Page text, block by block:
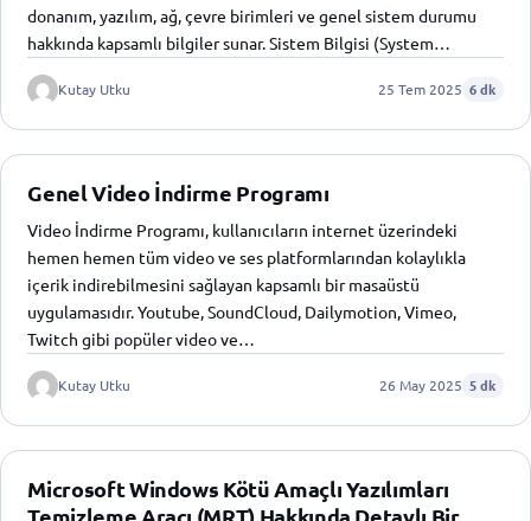
donanım, yazılım, ağ, çevre birimleri ve genel sistem durumu
hakkında kapsamlı bilgiler sunar. Sistem Bilgisi (System…
Kutay Utku 25 Tem 2025 6 dk
Genel Video İndirme Programı
Video İndirme Programı, kullanıcıların internet üzerindeki
hemen hemen tüm video ve ses platformlarından kolaylıkla
içerik indirebilmesini sağlayan kapsamlı bir masaüstü
uygulamasıdır. Youtube, SoundCloud, Dailymotion, Vimeo,
Twitch gibi popüler video ve…
Kutay Utku 26 May 2025 5 dk
Microsoft Windows Kötü Amaçlı Yazılımları
Temizleme Aracı (MRT) Hakkında Detaylı Bir